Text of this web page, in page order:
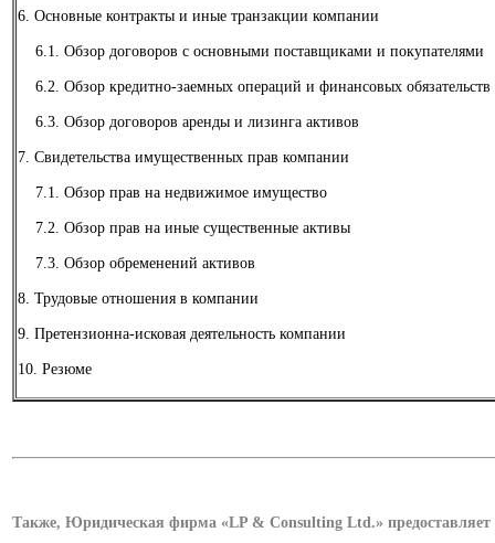
6. Основные контракты и иные транзакции компании
6.1. Обзор договоров с основными поставщиками и покупателями
6.2. Обзор кредитно-заемных операций и финансовых обязательств
6.3. Обзор договоров аренды и лизинга активов
7. Свидетельства имущественных прав компании
7.1. Обзор прав на недвижимое имущество
7.2. Обзор прав на иные существенные активы
7.3. Обзор обременений активов
8. Трудовые отношения в компании
9. Претензионна-исковая деятельность компании
10. Резюме
Также, Юридическая фирма «LP & Consulting Ltd.» предоставляет